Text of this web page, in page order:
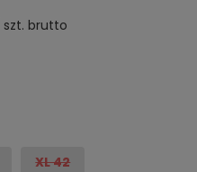
szt. brutto
XL 42